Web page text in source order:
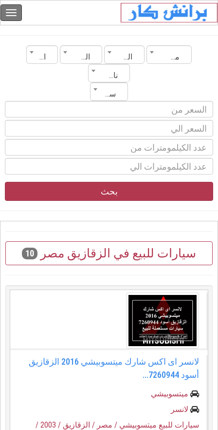
مصر الزقازيق الماركة
الموديل
ناقل الحركة
سنة الصنع
بحث
سيارات للبيع في الزقازيق مصر 10
لانسر اى اكس شارك ميتسوبيشي 2016 الزقازيق
أسود 7260944...
ميتسوبيشي
لانسر
سيارات للبيع ميتسوبيشي / مصر / الزقازيق / 2003
/